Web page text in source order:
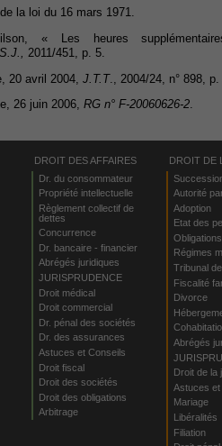
la loi du 16 mars 1971.
« Les heures
2011/451, p. 5.
20 avril 2004, J.T.T., 2004/24, n° 898, p.
26 juin 2006, RG n° F-20060626-2.
DROIT DES AFFAIRES
Dr. du consommateur
Propriété intellectuelle
Règlement collectif de
dettes
Concurrence
Dr. bancaire - financier
Abrégés juridiques
JURISPRUDENCE
Droit médical
Droit commercial
Dr. pénal des sociétés
Dr. des assurances
Astuces et Conseils
Droit fiscal
Droit des sociétés
Droit des obligations
Arbitrage
DROIT DE
Autorité
Adoption
Etat des
Régimes
Tribunal
Fiscalité
Divorce
Abrégés
Droit de la
Astuces et
Mariage
Libéralités
Filiation